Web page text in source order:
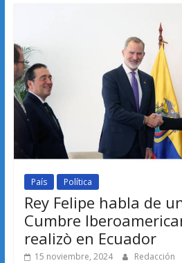
País Política
Rey Felipe habla de
Cumbre
realizò en Ecuador
15 noviembre, 2024 Redacción